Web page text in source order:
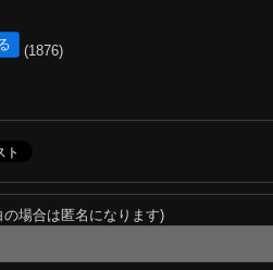
(1876)
の場合は匿名になります)